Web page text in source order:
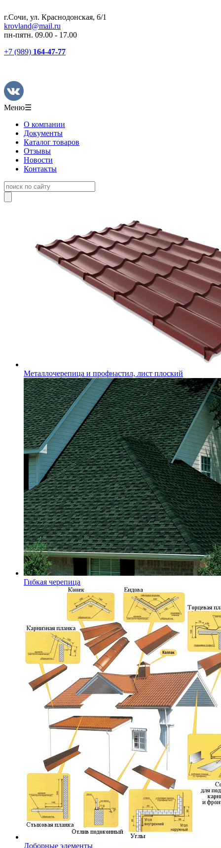
г.Сочи, ул. Краснодонская, 6/1
krovland@mail.ru
пн-пятн. 09.00 - 17.00
+7 (989) 164-47-77
Меню☰
О компании
Документы
Каталог товаров
Отзывы
Новости
Контакты
Металлочерепица и профнастил, лист плоский
Гибкая черепица
Доборные элементы